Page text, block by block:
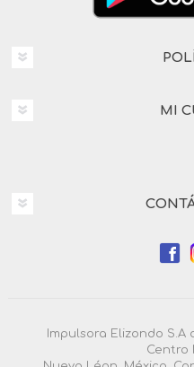
MI
Impulsora Elizondo S.A
Centro